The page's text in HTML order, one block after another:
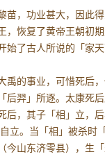
，功业甚大，因此得
，恢复了黄帝王朝初
始了古人所说的「家
的事业，可惜死后，
后羿」所逐。太康死
后，其子「相」立，
立。当「相」被杀时
今山东济零县），生